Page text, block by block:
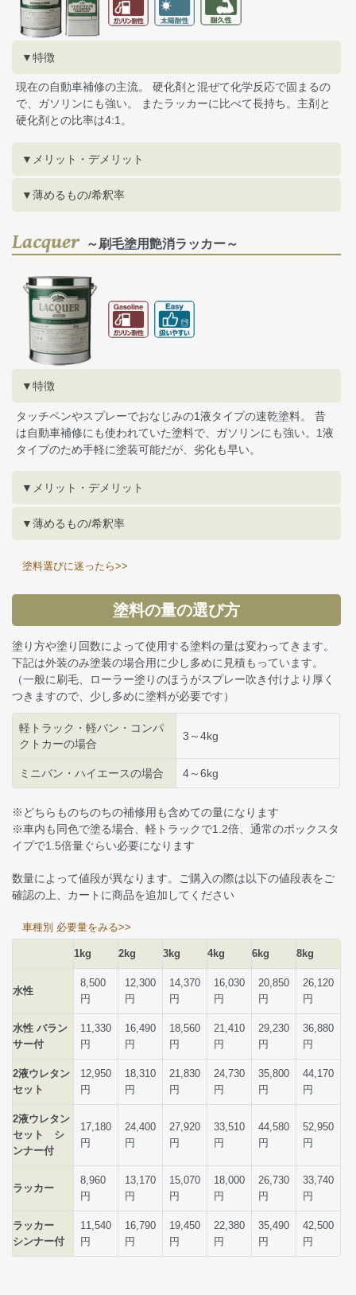
▼特徴
現在の自動車補修の主流。 硬化剤と混ぜて化学反応で固まるの
で、ガソリンにも強い。 またラッカーに比べて長持ち。主剤と
硬化剤との比率は4:1。
▼メリット・デメリット
▼薄めるもの/希釈率
Lacquer～刷毛塗用艶消ラッカー～
▼特徴
タッチペンやスプレーでおなじみの1液タイプの速乾塗料。 昔
は自動車補修にも使われていた塗料で、ガソリンにも強い。1液
タイプのため手軽に塗装可能だが、劣化も早い。
▼メリット・デメリット
▼薄めるもの/希釈率
塗料選びに迷ったら>>
塗料の量の選び方
塗り方や塗り回数によって使用する塗料の量は変わってきます。
下記は外装のみ塗装の場合用に少し多めに見積もっています。
（一般に刷毛、ローラー塗りのほうがスプレー吹き付けより厚く
つきますので、少し多めに塗料が必要です）
軽トラック・軽バン・コンパ
クトカーの場合
3～4kg
ミニバン・ハイエースの場合 4～6kg
※どちらものちのちの補修用も含めての量になります
※車内も同色で塗る場合、軽トラックで1.2倍、通常のボックスタ
イプで1.5倍量ぐらい必要になります
数量によって値段が異なります。ご購入の際は以下の値段表をご
確認の上、カートに商品を追加してください
車種別 必要量をみる>>